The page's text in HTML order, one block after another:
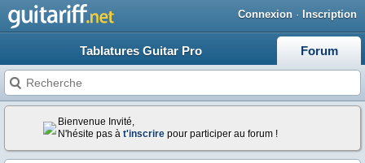
Connexion · Inscription
Tablatures Guitar Pro Forum
Bienvenue Invité,
N'hésite pas à t'inscrire pour participer au forum !